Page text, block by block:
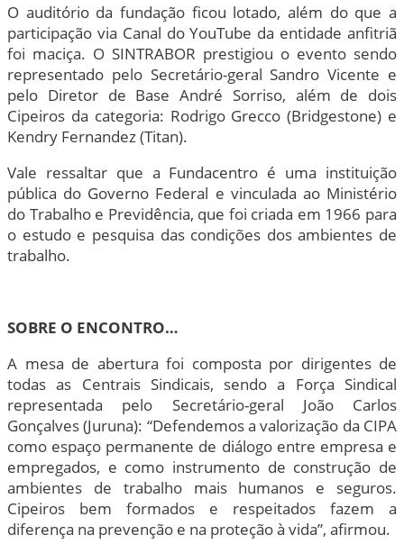
O auditório da fundação ficou lotado, além do que a
participação via Canal do YouTube da entidade anfitriã
foi maciça. O SINTRABOR prestigiou o evento sendo
representado pelo Secretário-geral Sandro Vicente e
pelo Diretor de Base André Sorriso, além de dois
Cipeiros da categoria: Rodrigo Grecco (Bridgestone) e
Kendry Fernandez (Titan).
Vale ressaltar que a Fundacentro é uma instituição
pública do Governo Federal e vinculada ao Ministério
do Trabalho e Previdência, que foi criada em 1966 para
o estudo e pesquisa das condições dos ambientes de
trabalho.
SOBRE O ENCONTRO…
A mesa de abertura foi composta por dirigentes de
todas as Centrais Sindicais, sendo a Força Sindical
representada pelo Secretário-geral João Carlos
Gonçalves (Juruna): “Defendemos a valorização da CIPA
como espaço permanente de diálogo entre empresa e
empregados, e como instrumento de construção de
ambientes de trabalho mais humanos e seguros.
Cipeiros bem formados e respeitados fazem a
diferença na prevenção e na proteção à vida”, afirmou.